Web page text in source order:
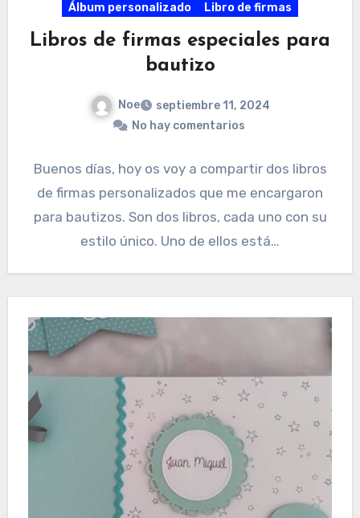
Álbum personalizado Libro de firmas
Libros de firmas especiales para
bautizo
Noe
septiembre 11, 2024
No hay comentarios
Buenos días, hoy os voy a compartir dos libros
de firmas personalizados que me encargaron
para bautizos. Son dos libros, cada uno con su
estilo único. Uno de ellos está…